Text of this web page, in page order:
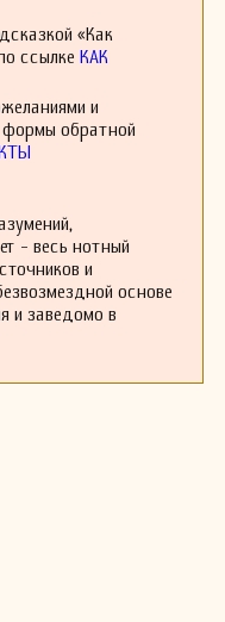
«Как
ссылке КАК
и
обратной
- весь нотный
и
основе
и заведомо в